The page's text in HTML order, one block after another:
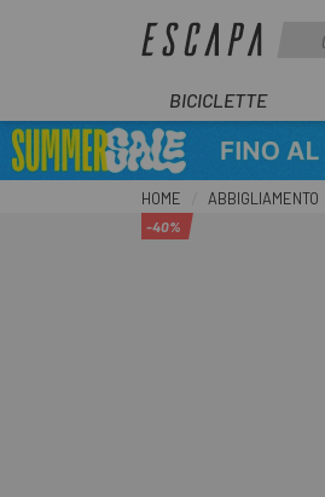
BICICLETTE
HOME ABBIGLIAMENTO
-40%